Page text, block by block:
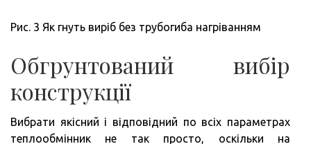
Рис. 3 Як гнуть виріб без трубогиба нагріванням
Обгрунтований вибір
конструкції
Вибрати якісний і відповідний по всіх параметрах
теплообмінник не так просто, оскільки на